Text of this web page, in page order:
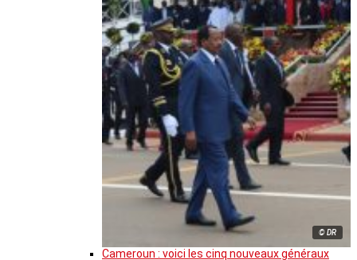
© DR
Cameroun : voici les cinq nouveaux généraux